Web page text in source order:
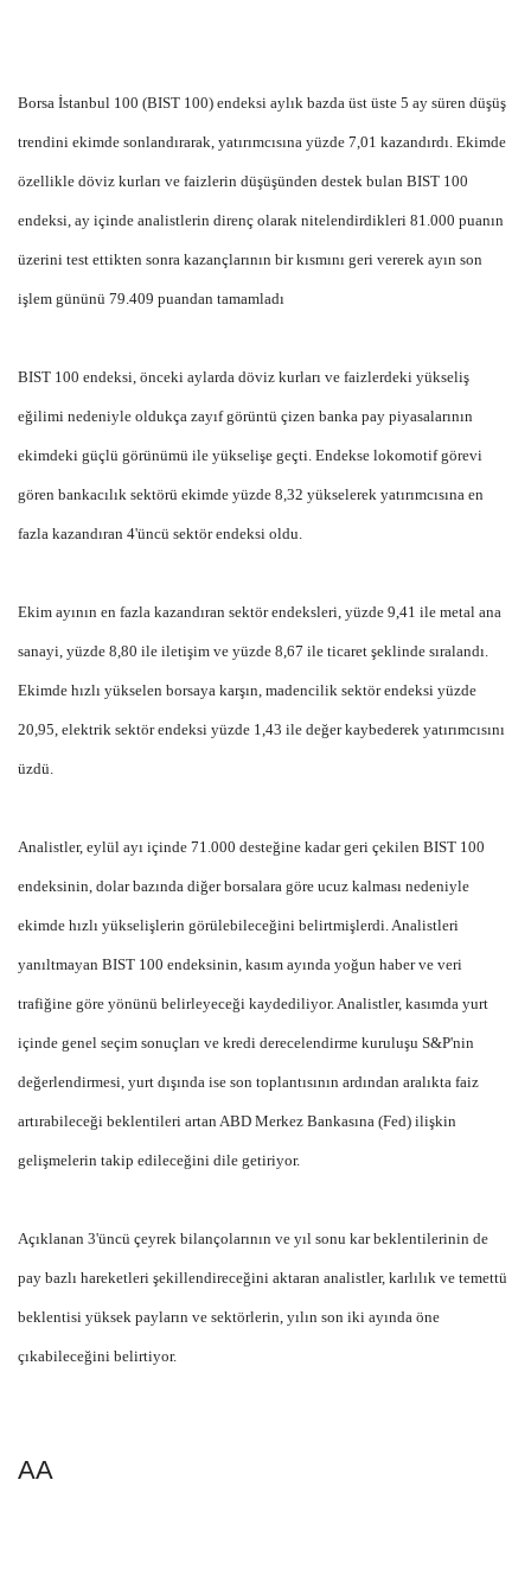
Borsa İstanbul 100 (BIST 100) endeksi aylık bazda üst üste 5 ay süren düşüş
trendini ekimde sonlandırarak, yatırımcısına yüzde 7,01 kazandırdı. Ekimde
özellikle döviz kurları ve faizlerin düşüşünden destek bulan BIST 100
endeksi, ay içinde analistlerin direnç olarak nitelendirdikleri 81.000 puanın
üzerini test ettikten sonra kazançlarının bir kısmını geri vererek ayın son
işlem gününü 79.409 puandan tamamladı
BIST 100 endeksi, önceki aylarda döviz kurları ve faizlerdeki yükseliş
eğilimi nedeniyle oldukça zayıf görüntü çizen banka pay piyasalarının
ekimdeki güçlü görünümü ile yükselişe geçti. Endekse lokomotif görevi
gören bankacılık sektörü ekimde yüzde 8,32 yükselerek yatırımcısına en
fazla kazandıran 4'üncü sektör endeksi oldu.
Ekim ayının en fazla kazandıran sektör endeksleri, yüzde 9,41 ile metal ana
sanayi, yüzde 8,80 ile iletişim ve yüzde 8,67 ile ticaret şeklinde sıralandı.
Ekimde hızlı yükselen borsaya karşın, madencilik sektör endeksi yüzde
20,95, elektrik sektör endeksi yüzde 1,43 ile değer kaybederek yatırımcısını
üzdü.
Analistler, eylül ayı içinde 71.000 desteğine kadar geri çekilen BIST 100
endeksinin, dolar bazında diğer borsalara göre ucuz kalması nedeniyle
ekimde hızlı yükselişlerin görülebileceğini belirtmişlerdi. Analistleri
yanıltmayan BIST 100 endeksinin, kasım ayında yoğun haber ve veri
trafiğine göre yönünü belirleyeceği kaydediliyor. Analistler, kasımda yurt
içinde genel seçim sonuçları ve kredi derecelendirme kuruluşu S&P'nin
değerlendirmesi, yurt dışında ise son toplantısının ardından aralıkta faiz
artırabileceği beklentileri artan ABD Merkez Bankasına (Fed) ilişkin
gelişmelerin takip edileceğini dile getiriyor.
Açıklanan 3'üncü çeyrek bilançolarının ve yıl sonu kar beklentilerinin de
pay bazlı hareketleri şekillendireceğini aktaran analistler, karlılık ve temettü
beklentisi yüksek payların ve sektörlerin, yılın son iki ayında öne
çıkabileceğini belirtiyor.
AA